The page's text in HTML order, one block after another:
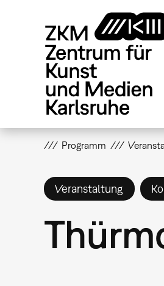
Programm
Veranstaltung